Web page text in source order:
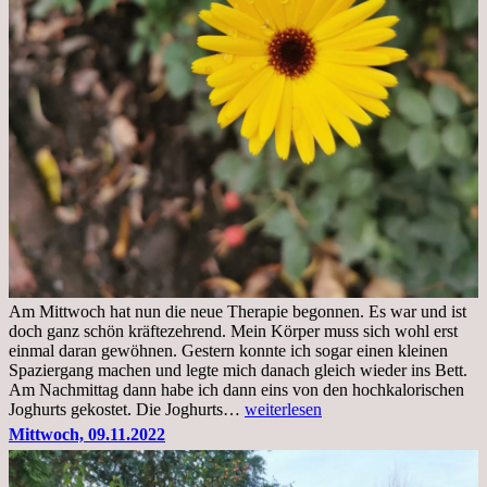
Am Mittwoch hat nun die neue Therapie begonnen. Es war und ist
doch ganz schön kräftezehrend. Mein Körper muss sich wohl erst
einmal daran gewöhnen. Gestern konnte ich sogar einen kleinen
Spaziergang machen und legte mich danach gleich wieder ins Bett.
Am Nachmittag dann habe ich dann eins von den hochkalorischen
Joghurts gekostet. Die Joghurts… Freitag,
Therapie
Beginn
weiterlesen
Mittwoch, 09.11.2022